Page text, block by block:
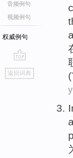
音频例句
视频例句
权威例句
go
top
返回词典
(